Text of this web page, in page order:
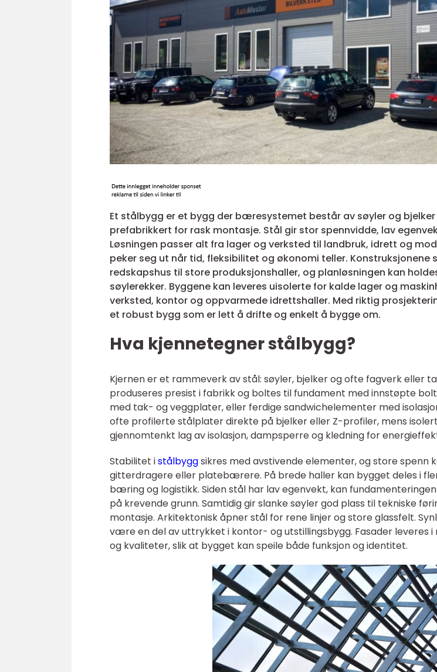
Et stålbygg er et bygg der bæresystemet består av søyler og
prefabrikkert for rask montasje. Stål gir stor spennvidde, lav
Løsningen passer alt fra lager og verksted til landbruk, idrett og
peker seg ut når tid, fleksibilitet og økonomi teller. Konstruksjonene
redskapshus til store produksjonshaller, og planløsningen kan
søylerekker. Byggene kan leveres uisolerte for kalde lager og
verksted, kontor og oppvarmede idrettshaller. Med riktig
et robust bygg som er lett å drifte og enkelt å bygge om.
Hva kjennetegner stålbygg?
Kjernen er et rammeverk av stål: søyler, bjelker og ofte fagverk eller
produseres presist i fabrikk og boltes til fundament med innstøpte
med tak- og veggplater, eller ferdige sandwichelementer med
ofte profilerte stålplater direkte på bjelker eller Z-profiler, mens
gjennomtenkt lag av isolasjon, dampsperre og kledning for
Stabilitet istålbyggsikres med avstivende elementer, og store spenn
gitterdragere eller platebærere. På brede haller kan bygget deles i
bæring og logistikk. Siden stål har lav egenvekt, kan
på krevende grunn. Samtidig gir slanke søyler god plass til tekniske
montasje. Arkitektonisk åpner stål for rene linjer og store glassfelt.
være en del av uttrykket i kontor- og utstillingsbygg. Fasader leveres
og kvaliteter, slik at bygget kan speile både funksjon og identitet.